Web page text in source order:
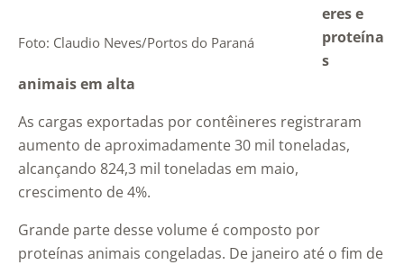
Foto: Claudio Neves/Portos do Paraná
eres e
proteína
s
animais em alta
As cargas exportadas por contêineres registraram
aumento de aproximadamente 30 mil toneladas,
alcançando 824,3 mil toneladas em maio,
crescimento de 4%.
Grande parte desse volume é composto por
proteínas animais congeladas. De janeiro até o fim de